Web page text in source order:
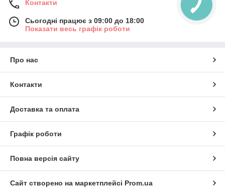
Контакти
Сьогодні працює з 09:00 до 18:00
Показати весь графік роботи
Про нас
Контакти
Доставка та оплата
Графік роботи
Повна версія сайту
Сайт створено на маркетплейсі Prom.ua